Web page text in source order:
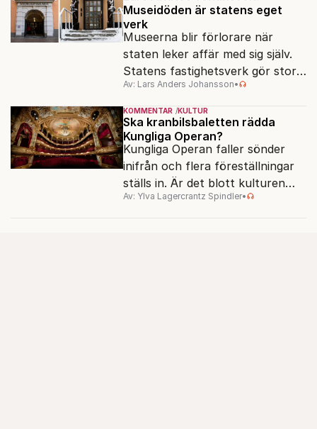
Museidöden är statens eget
verk
Museerna blir förlorare när
staten leker affär med sig själv.
Statens fastighetsverk gör stora
överskott – samtidigt som
museer hotas av nedläggning.
Av: Lars Anders Johansson•
KOMMENTAR KULTUR
Ska kranbilsbaletten rädda
Kungliga Operan?
Kungliga Operan faller sönder
inifrån och flera föreställningar
ställs in. Är det blott kulturen
som kan rädda konsten när
Av: Ylva Lagercrantz Spindler•